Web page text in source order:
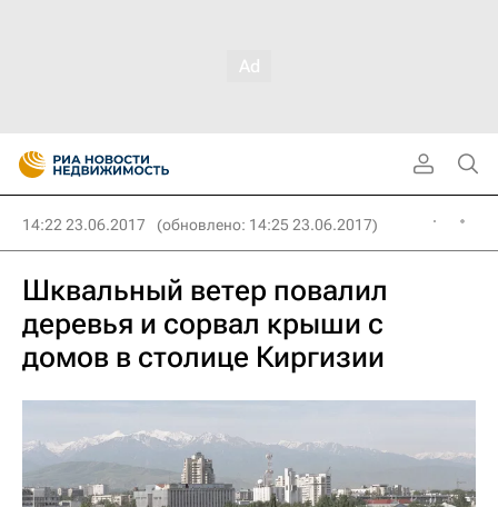
14:22 23.06.2017 (обновлено: 14:25 23.06.2017)
Шквальный ветер повалил
деревья и сорвал крыши с
домов в столице Киргизии